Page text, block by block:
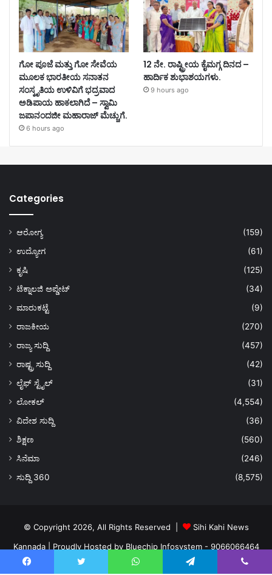
ಗೋ ಪೂಜೆ ಮತ್ತು ಗೋ ಸೇವೆಯ
ಮೂಲಕ ಭಾರತೀಯ ಸನಾತನ
ಸಂಸ್ಕೃತಿಯ ಉಳಿವಿಗೆ ಭದ್ರವಾದ
ಅಡಿಪಾಯ ಹಾಕಲಾಗಿದೆ – ಸ್ವಾಮಿ
ಜಪಾನಂದಜೀ ಮಹಾರಾಜ್ ಮೆಚ್ಚುಗೆ.
6 hours ago
12 ನೇ. ರಾಷ್ಟ್ರೀಯ ಕೈಮಗ್ಗ ದಿನದ –
ಹಾರ್ದಿಕ ಶುಭಾಶಯಗಳು.
9 hours ago
Categories
ಆರೋಗ್ಯ
(159)
ಉದ್ಯೋಗ
(61)
ಕೃಷಿ
(125)
ಟೆಕ್ನಾಲಜಿ ಅಪ್ಡೇಟ್
(34)
ಮಾರುಕಟ್ಟೆ
(9)
ರಾಜಕೀಯ
(270)
ರಾಜ್ಯ ಸುದ್ದಿ
(457)
ರಾಷ್ಟ್ರ ಸುದ್ದಿ
(42)
ಲೈಫ್ ಸ್ಟೈಲ್
(31)
ಲೋಕಲ್
(4,554)
ವಿದೇಶ ಸುದ್ದಿ
(36)
ಶಿಕ್ಷಣ
(560)
ಸಿನೆಮಾ
(246)
ಸುದ್ದಿ 360
(8,575)
© Copyright 2026, All Rights Reserved |
Sihi Kahi News
Kannada| Proudly Hosted by Bluechip Infosystem - 9066066464
About US
Privacy Policy Ads Policy Terms and Conditions